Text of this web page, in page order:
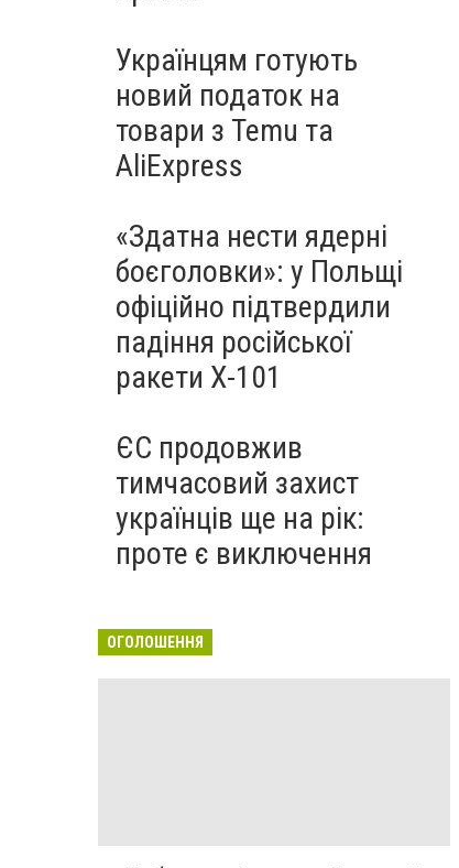
Українцям готують
новий податок на
товари з Temu та
AliExpress
«Здатна нести ядерні
боєголовки»: у Польщі
офіційно підтвердили
падіння російської
ракети Х-101
ЄС продовжив
тимчасовий захист
українців ще на рік:
проте є виключення
ОГОЛОШЕННЯ